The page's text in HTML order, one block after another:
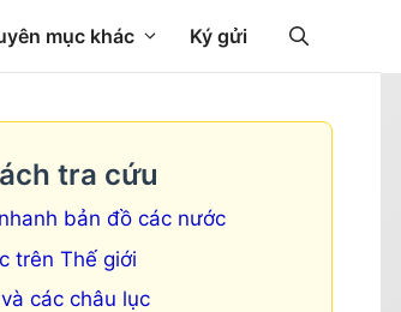
mục khác Ký gửi
tra cứu
bản đồ các nước
trên Thế giới
các châu lục